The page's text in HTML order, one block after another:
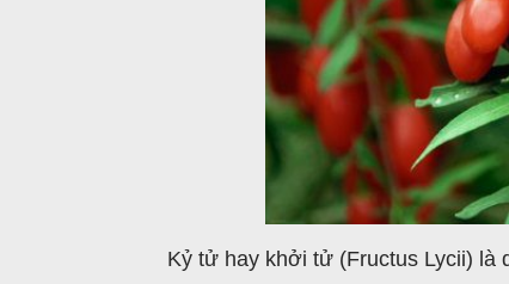
Kỷ tử hay khởi tử (Fructus Lycii) là